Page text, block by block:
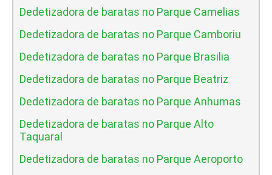
Dedetizadora de baratas no Parque Camelias
Dedetizadora de baratas no Parque Camboriu
Dedetizadora de baratas no Parque Brasilia
Dedetizadora de baratas no Parque Beatriz
Dedetizadora de baratas no Parque Anhumas
Dedetizadora de baratas no Parque Alto
Taquaral
Dedetizadora de baratas no Parque Aeroporto